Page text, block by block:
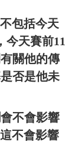
包括今天
今天賽前11
關他的傳
否是他未
不會影響
不會影響